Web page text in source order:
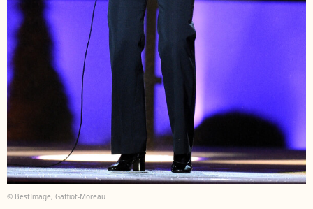
© BestImage, Gaffiot-Moreau